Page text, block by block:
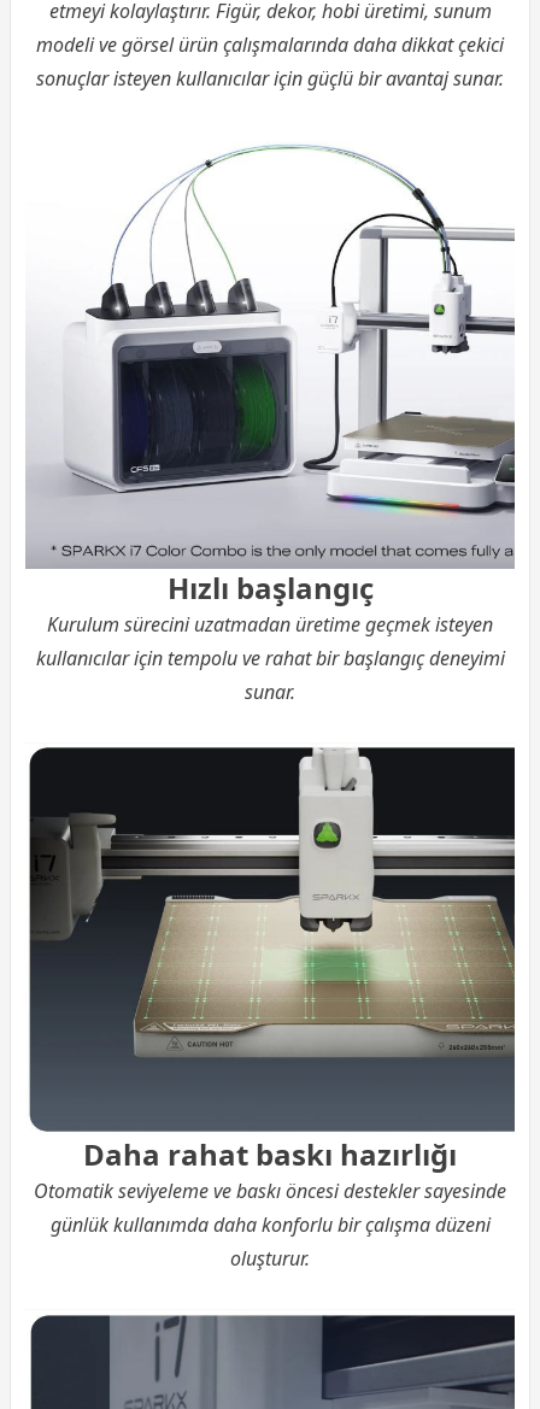
etmeyi kolaylaştırır. Figür, dekor, hobi üretimi, sunum
modeli ve görsel ürün çalışmalarında daha dikkat çekici
sonuçlar isteyen kullanıcılar için güçlü bir avantaj sunar.
Hızlı başlangıç
Kurulum sürecini uzatmadan üretime geçmek isteyen
kullanıcılar için tempolu ve rahat bir başlangıç deneyimi
sunar.
Daha rahat baskı hazırlığı
Otomatik seviyeleme ve baskı öncesi destekler sayesinde
günlük kullanımda daha konforlu bir çalışma düzeni
oluşturur.